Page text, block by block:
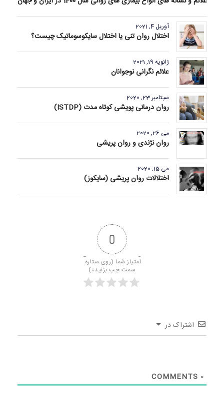
آوریل 4, 2021
اختلال روان تنی یا اختلال سایکوسوماتیک چیست؟
ژانویه 19, 2021
علائم نگرانی نوجوانان
سپتامبر 23, 2020
روان درمانی پویشی کوتاه مدت (ISTDP)
می 26, 2020
روان نژندی و روان پریشی
می 15, 2020
اختلالات روان پریشی (سایکوز)
0
امتیاز شما (روی ستاره
سمت چپ بزنید↓)
اشتراک در
0